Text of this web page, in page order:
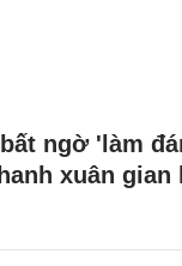
ngờ 'làm
xuân gian